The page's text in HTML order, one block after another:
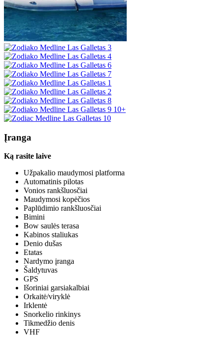
10+
Įranga
Ką rasite laive
Užpakalio maudymosi platforma
Automatinis pilotas
Vonios rankšluosčiai
Maudymosi kopėčios
Paplūdimio rankšluosčiai
Bimini
Bow saulės terasa
Kabinos staliukas
Denio dušas
Etatas
Nardymo įranga
Šaldytuvas
GPS
Išoriniai garsiakalbiai
Orkaitė/viryklė
Irklentė
Snorkelio rinkinys
Tikmedžio denis
VHF